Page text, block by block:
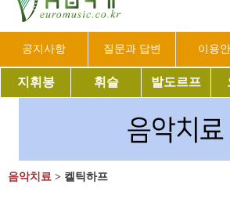
공지사항 질문과 답변 이용
지휘봉 휘슬 발도르프
음악치료 > 켈틱하프